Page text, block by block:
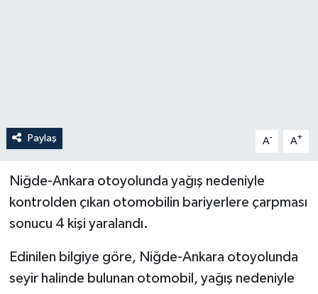
Paylaş A- A+
Niğde-Ankara otoyolunda yağış nedeniyle
kontrolden çıkan otomobilin bariyerlere çarpması
sonucu 4 kişi yaralandı.
Edinilen bilgiye göre, Niğde-Ankara otoyolunda
seyir halinde bulunan otomobil, yağış nedeniyle